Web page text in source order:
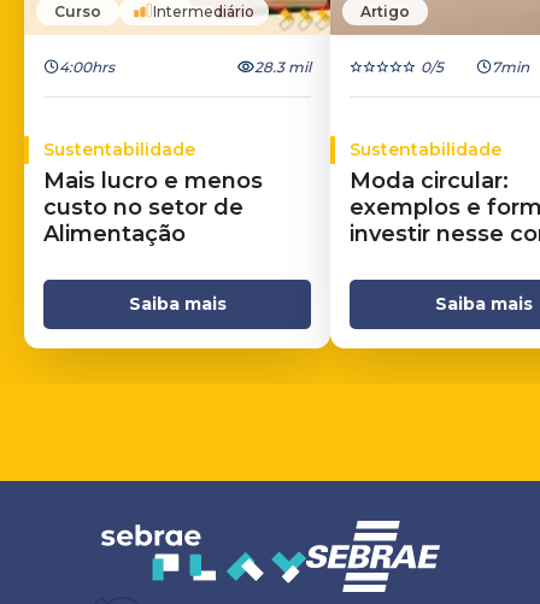
Curso Intermediário
4:00hrs 28.3 mil
Sustentabilidade
Mais lucro e menos
custo no setor de
Alimentação
Saiba mais
Artigo
0/5 7min
Sustentabilidade
Moda circular:
exemplos e
investir nesse
Saiba mais